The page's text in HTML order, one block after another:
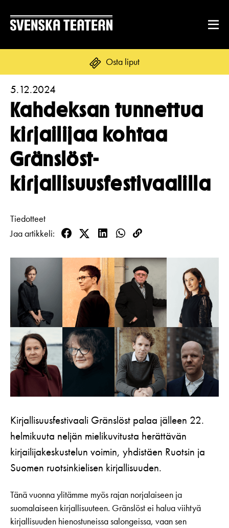
Osta liput
Suomi
OHJELMISTO & LIPUT
Ohjelmisto
Kalenteri
Asiakaspalvelu
Liput
Lahjakortti
Nuoret
Katsomokartta
ENNEN VIERAILUA
Tekstitys
Ruoka & juoma
Saavutettavuus
RYHMILLE JA YRITYKSILLE
Koulut
Yritykset
Opastus
TEATTERISTA
Näyttelijät
Historia
Töihin meille
Yhteystiedot
Uutiskirje
Medialle
KIRJAUDU
Kahdeksan tunnettua
kirjailijaa kohtaa
Gränslöst-
kirjallisuusfestivaalilla
5.12.2024
Tiedotteet
Jaa artikkeli
Facebook
TwitterLinkedInWhatsApp
Kopioi
Kirjallisuusfestivaali Gränslöst palaa jälleen 22.
helmikuuta neljän mielikuvitusta herättävän
kirjailijakeskustelun voimin, yhdistäen Ruotsin ja
Suomen ruotsinkielisen kirjallisuuden.
Tänä vuonna ylitämme myös rajan norjalaiseen ja
suomalaiseen kirjallisuuteen. Gränslöst ei halua viihtyä
kirjallisuuden hienostuneissa salongeissa, vaan sen